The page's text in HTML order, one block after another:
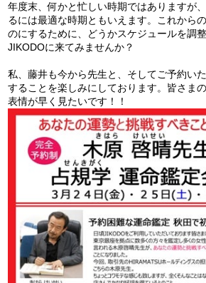
年度末、何かと忙しい時期ではありますが
るには最適な時期ともいえます。これから
のにするために、どうかスケジュールを調
JIKODOに来てみませんか？
私、藤井も今から先生と、そしてご予約い
することを楽しみにしております。皆さま
表情が早く見たいです！！